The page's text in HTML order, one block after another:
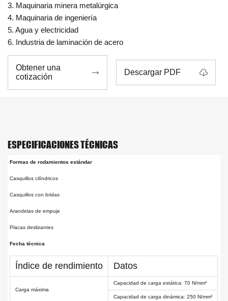
3. Maquinaria minera metalúrgica
4. Maquinaria de ingeniería
5. Agua y electricidad
6. Industria de laminación de acero
Obtener una
cotización
 Descargar PDF 
ESPECIFICACIONES TÉCNICAS
Formas de rodamientos estándar
Casquillos cilíndricos
Casquillos con bridas
Arandelas de empuje
Placas deslizantes
Fecha técnica
Índice de rendimiento Datos
Carga máxima
Capacidad de carga estática: 70 N/mm²
Capacidad de carga dinámica: 250 N/mm²